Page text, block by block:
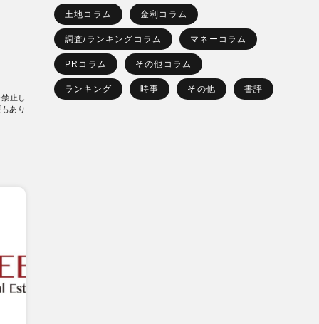
止し
あり
土地コラム 金利コラム
調査/ランキングコラム マネーコラム
PRコラム その他コラム
ランキング 時事 その他 書評